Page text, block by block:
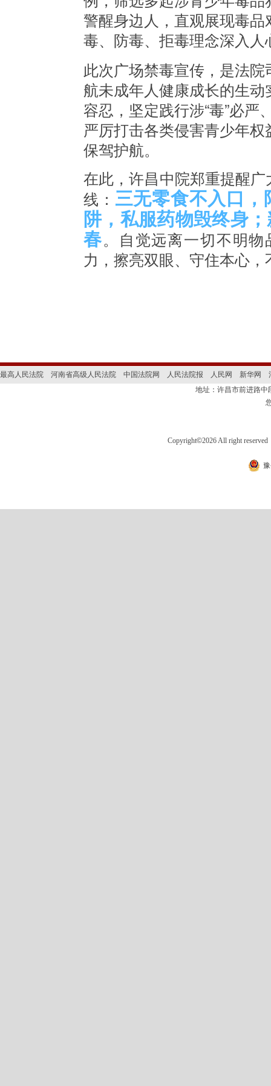
警醒身边人，直观展现毒
毒、防毒、拒毒理念深入人
此次广场禁毒宣传，是法
航未成年人健康成长的生
容忍，坚定践行涉“毒”必严
严厉打击各类侵害青少年
保驾护航。
在此，许昌中院郑重提醒
线： 三无零食不入口，
阱，私服药物毁终身
春。自觉远离一切不明
力，擦亮双眼、守住本心
最高人民法院 河南省高级人民法院 中国法院网 人民法院报 人民网 新华网
地址：许昌市前进路
Copyright©2026 All right